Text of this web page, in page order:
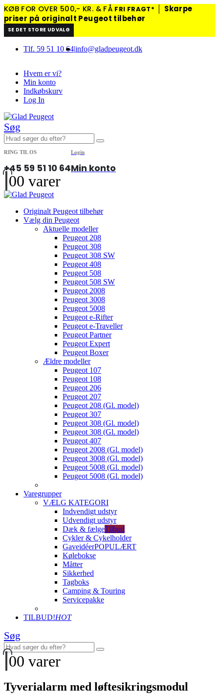
KØB FOR OVER 500,- KR. & FÅ FRI FRAGT*
Skarpe
priser på originalt Peugeot tilbehør
SE DET STORE UDVALG
Tlf. 59 51 10 64|info@gladpeugeot.dk
Hvem er vi?
Min konto
Indkøbskurv
Log In
Søg
RING TIL OS
+45 59 51 10 64
Login
Min konto
00 varer
Originalt Peugeot tilbehør
Vælg din Peugeot
Aktuelle modeller
Peugeot 208
Peugeot 308
Peugeot 308 SW
Peugeot 408
Peugeot 508
Peugeot 508 SW
Peugeot 2008
Peugeot 3008
Peugeot 5008
Peugeot e-Rifter
Peugeot e-Traveller
Peugeot Partner
Peugeot Expert
Peugeot Boxer
Ældre modeller
Peugeot 107
Peugeot 108
Peugeot 206
Peugeot 207
Peugeot 208 (Gl. model)
Peugeot 307
Peugeot 308 (Gl. model)
Peugeot 308 (Gl. model)
Peugeot 407
Peugeot 2008 (Gl. model)
Peugeot 3008 (Gl. model)
Peugeot 5008 (Gl. model)
Peugeot 5008 (Gl. model)
Varegrupper
VÆLG KATEGORI
Indvendigt udstyr
Udvendigt udstyr
Dæk & fælgeTilbud
Cykler & Cykelholder
GaveidéerPOPULÆRT
Kølebokse
Måtter
Sikkerhed
Tagboks
Camping & Touring
Servicepakke
TILBUD!HOT
Søg
00 varer
Tyverialarm med løftesikringsmodul